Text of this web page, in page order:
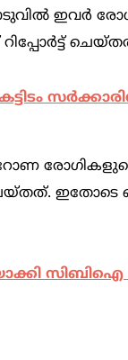
ഇവര്‍
രോഗികളുടെ
ചെയ്തത്.
സിബിഐ